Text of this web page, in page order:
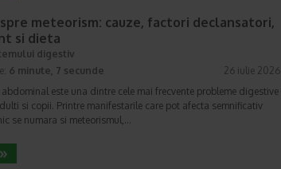
meteorism: cauze, factori declansatori,
si dieta
digestiv
6 minute, 7 secunde
26 iulie 2026
este una dintre cele mai frecvente probleme digestive
si copii. Printre manifestarile care pot afecta semnificativ
se numara si meteorismul,…